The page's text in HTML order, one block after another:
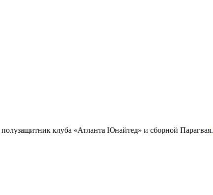
клуба «Атланта Юнайтед» и сборной Парагвая.